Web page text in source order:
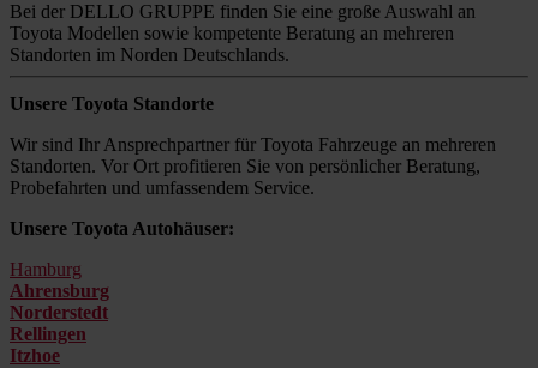
Bei der DELLO GRUPPE finden Sie eine große Auswahl an
Toyota Modellen sowie kompetente Beratung an mehreren
Standorten im Norden Deutschlands.
Unsere Toyota Standorte
Wir sind Ihr Ansprechpartner für Toyota Fahrzeuge an mehreren
Standorten. Vor Ort profitieren Sie von persönlicher Beratung,
Probefahrten und umfassendem Service.
Unsere Toyota Autohäuser:
Hamburg
Ahrensburg
Norderstedt
Rellingen
Itzhoe